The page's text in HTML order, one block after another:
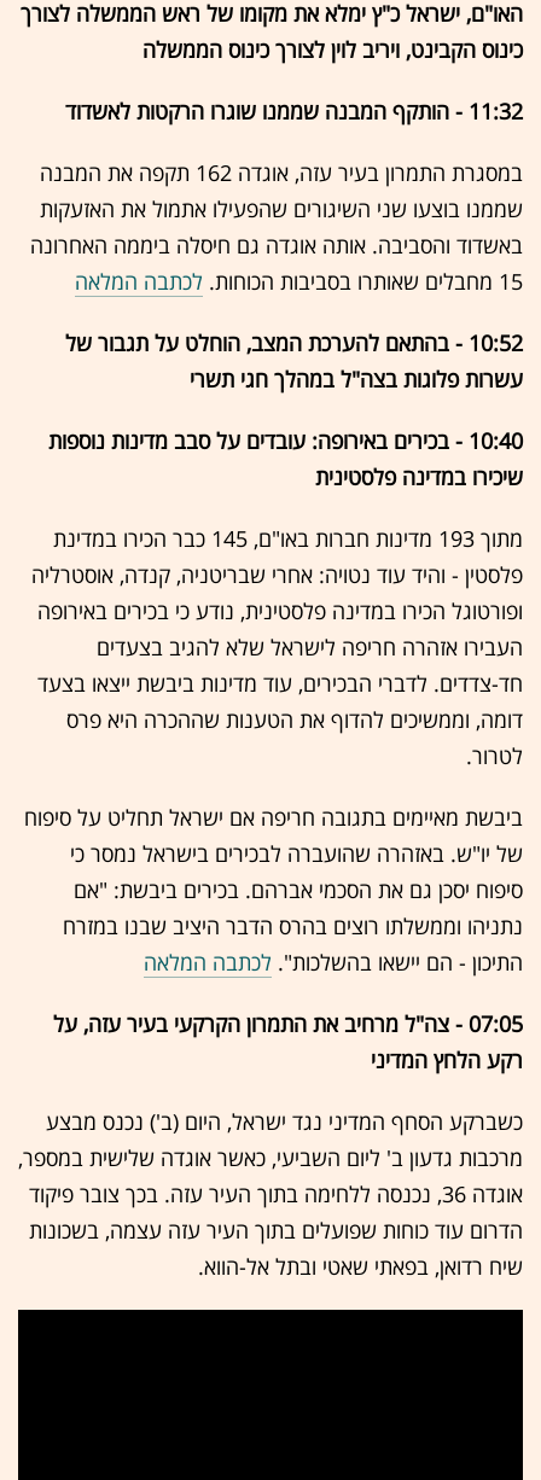
האו"ם, ישראל כ"ץ ימלא את מקומו של ראש הממשלה לצורך
כינוס הקבינט, ויריב לוין לצורך כינוס הממשלה
11:32 - הותקף המבנה שממנו שוגרו הרקטות לאשדוד
במסגרת התמרון בעיר עזה, אוגדה 162 תקפה את המבנה
שממנו בוצעו שני השיגורים שהפעילו אתמול את האזעקות
באשדוד והסביבה. אותה אוגדה גם חיסלה ביממה האחרונה
15 מחבלים שאותרו בסביבות הכוחות.
לכתבה המלאה
10:52 - בהתאם להערכת המצב, הוחלט על תגבור של
עשרות פלוגות בצה"ל במהלך חגי תשרי
10:40 - בכירים באירופה: עובדים על סבב מדינות נוספות
שיכירו במדינה פלסטינית
מתוך 193 מדינות חברות באו"ם, 145 כבר הכירו במדינת
פלסטין - והיד עוד נטויה: אחרי שבריטניה, קנדה, אוסטרליה
ופורטוגל הכירו במדינה פלסטינית, נודע כי בכירים באירופה
העבירו אזהרה חריפה לישראל שלא להגיב בצעדים
חד-צדדים. לדברי הבכירים, עוד מדינות ביבשת ייצאו בצעד
דומה, וממשיכים להדוף את הטענות שההכרה היא פרס
לטרור.
ביבשת מאיימים בתגובה חריפה אם ישראל תחליט על סיפוח
של יו"ש. באזהרה שהועברה לבכירים בישראל נמסר כי
סיפוח יסכן גם את הסכמי אברהם. בכירים ביבשת: "אם
נתניהו וממשלתו רוצים בהרס הדבר היציב שבנו במזרח
התיכון - הם יישאו בהשלכות". לכתבה המלאה
07:05 - צה"ל מרחיב את התמרון הקרקעי בעיר עזה, על
רקע הלחץ המדיני
כשברקע הסחף המדיני נגד ישראל, היום (ב') נכנס מבצע
מרכבות גדעון ב' ליום השביעי, כאשר אוגדה שלישית במספר,
אוגדה 36, נכנסה ללחימה בתוך העיר עזה. בכך צובר פיקוד
הדרום עוד כוחות שפועלים בתוך העיר עזה עצמה, בשכונות
שיח רדואן, בפאתי שאטי ובתל אל-הווא.